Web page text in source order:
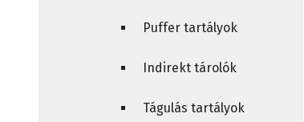
Puffer tartályok
Indirekt tárolók
Tágulás tartályok